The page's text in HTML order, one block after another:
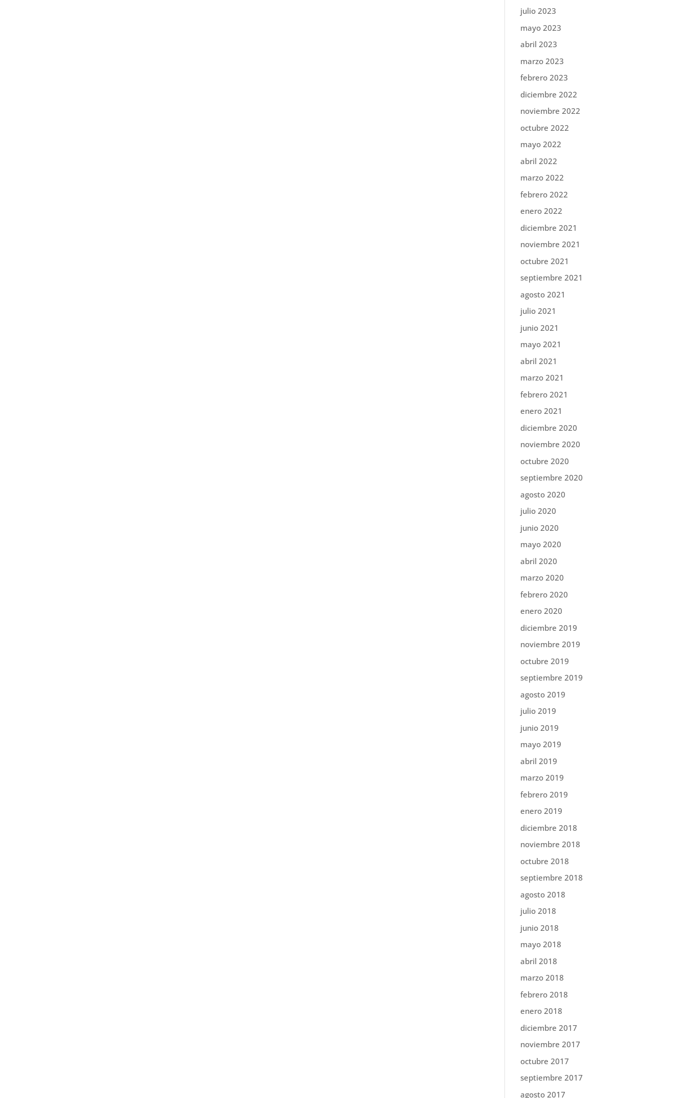
julio 2023
mayo 2023
abril 2023
marzo 2023
febrero 2023
diciembre 2022
noviembre 2022
octubre 2022
mayo 2022
abril 2022
marzo 2022
febrero 2022
enero 2022
diciembre 2021
noviembre 2021
octubre 2021
septiembre 2021
agosto 2021
julio 2021
junio 2021
mayo 2021
abril 2021
marzo 2021
febrero 2021
enero 2021
diciembre 2020
noviembre 2020
octubre 2020
septiembre 2020
agosto 2020
julio 2020
junio 2020
mayo 2020
abril 2020
marzo 2020
febrero 2020
enero 2020
diciembre 2019
noviembre 2019
octubre 2019
septiembre 2019
agosto 2019
julio 2019
junio 2019
mayo 2019
abril 2019
marzo 2019
febrero 2019
enero 2019
diciembre 2018
noviembre 2018
octubre 2018
septiembre 2018
agosto 2018
julio 2018
junio 2018
mayo 2018
abril 2018
marzo 2018
febrero 2018
enero 2018
diciembre 2017
noviembre 2017
octubre 2017
septiembre 2017
agosto 2017